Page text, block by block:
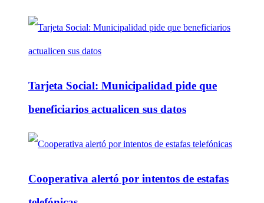
Tarjeta Social: Municipalidad pide que
beneficiarios actualicen sus datos
Cooperativa alertó por intentos de estafas